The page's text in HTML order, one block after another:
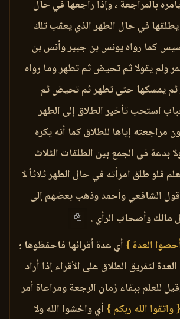
بالمراجعة ، وإذا راجعها في حال
في حال الطهر الذي يعقب تلك
كما رواه يونس بن جبير وأنس بن
ولم يقولا ثم تحيض ثم تطهر وما رواه
ثم يمسكها حتى تطهر ثم تحيض ثم
استحب تأخير الطلاق إلى الطهر
مراجعته إياها للطلاق كما أنه يكره
بدعة في الجمع بين الطلقات الثلاث
فلو طلق امرأته في حال الطهر ثلاثاً لا
الشافعي وأحمد وذهب بعضهم إلى
مالك وأصحاب الرأي .
العدة } أي عدة أقرائها فاحفظوها ؛
لتفريق الطلاق على الأقراء إذا أراد
للعلم ببقاء زمان الرجعة ومراعاة أمر
{ واتقوا الله ربكم } أي واخشوا الله ولا